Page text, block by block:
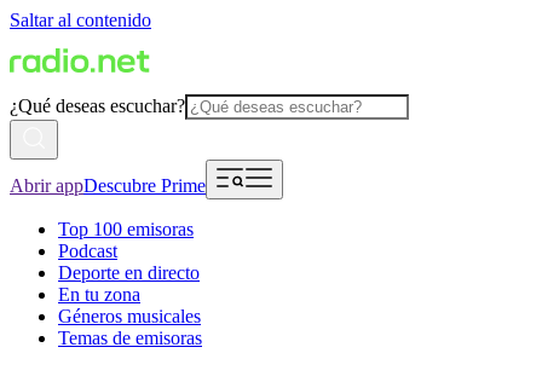
Saltar al contenido
¿Qué deseas escuchar?
Abrir appDescubre Prime
Top 100 emisoras
Podcast
Deporte en directo
En tu zona
Géneros musicales
Temas de emisoras